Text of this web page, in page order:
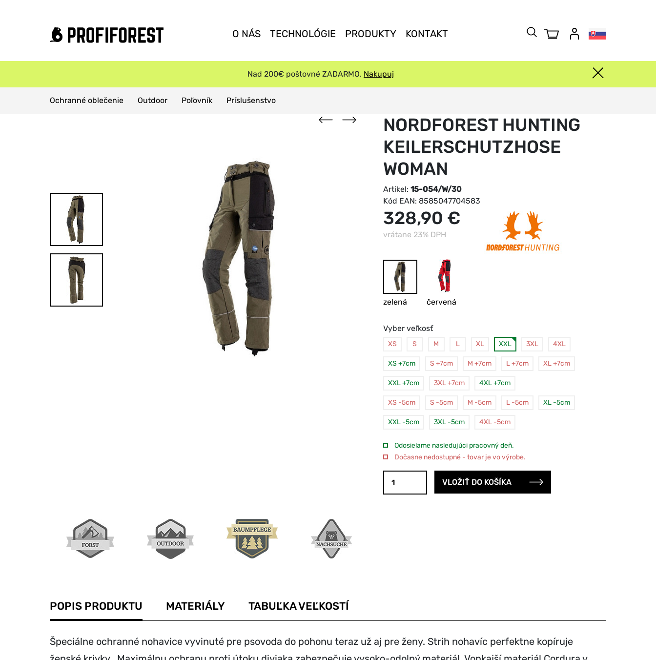
O NÁS TECHNOLÓGIE PRODUKTY KONTAKT
Nad 200€ poštovné ZADARMO. Nakupuj
Ochranné oblečenie Outdoor Poľovník Príslušenstvo
Domov Produkty Poľovnícke oblečenie
NORDFOREST HUNTING
KEILERSCHUTZHOSE
WOMAN
Artikel: 15-054/W/30
Kód EAN: 8585047704583
328,90 €
vrátane 23% DPH
zelená červená
Vyber veľkosť
XS S M L XL XXL 3XL 4XL
XS +7cm S +7cm M +7cm L +7cm XL +7cm
XXL +7cm 3XL +7cm 4XL +7cm
XS -5cm S -5cm M -5cm L -5cm XL -5cm
XXL -5cm 3XL -5cm 4XL -5cm
Odosielame nasledujúci pracovný deň.
Dočasne nedostupné - tovar je vo výrobe.
POPIS PRODUKTU MATERIÁLY TABUĽKA VEĽKOSTÍ
Špeciálne ochranné nohavice vyvinuté pre psovoda do pohonu teraz už aj pre ženy. Strih nohavíc perfektne kopíruje